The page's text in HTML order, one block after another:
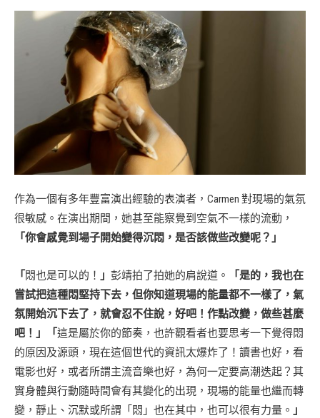
作為一個有多年豐富演出經驗的表演者，Carmen 對現場的氣氛
很敏感。在演出期間，她甚至能察覺到空氣不一樣的流動，
「你會感覺到場子開始變得沉悶，是否該做些改變呢？」
「 悶也是可以的！ 」 彭靖拍了拍她的肩說道。
「是的，我也在
嘗試把這種悶堅持下去，但你知道現場的能量都不一樣了，氣
氛開始沉下去了，就會忍不住說，好吧！作點改變，做些甚麼
吧！」「這是屬於你的節奏，也許觀看者也要思考一下覺得悶
的原因及源頭，現在這個世代的資訊太爆炸了！讀書也好，看
電影也好，或者所謂主流音樂也好，為何一定要高潮迭起？其
實身體與行動隨時間會有其變化的出現，現場的能量也繼而轉
變，靜止、沉默或所謂「悶」也在其中，也可以很有力量。 」